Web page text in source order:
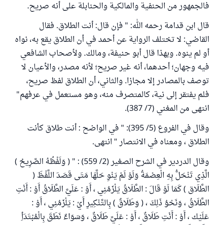
فالجمهور من الحنفية والمالكية والحنابلة على أنه صريح.
قال ابن قدامة رحمه الله: " فإن قال: أنت الطلاق. فقال
القاضي: لا تختلف الرواية عن أحمد في أن الطلاق يقع به، نواه
أو لم ينوه. وبهذا قال أبو حنيفة، ومالك. ولأصحاب الشافعي
فيه وجهان؛ أحدهما، أنه غير صريح؛ لأنه مصدر، والأعيان لا
توصف بالمصادر إلا مجازا. والثاني، أن الطلاق لفظ صريح،
فلم يفتقر إلى نية، كالمتصرف منه، وهو مستعمل في عرفهم"
انتهى من المغني (7/ 387).
وقال في الفروع (5/ 395): " في الواضح : أنت طلاق كأنت
الطلاق ، ومعناه في الانتصار " انتهى.
وقال الدردير في الشرح الصغير (2/ 559) : " ( وَلَفْظُهُ الصَّرِيحُ )
الَّذِي تَنْحَلُّ بِهِ الْعِصْمَةُ وَلَوْ لَمْ يَنْوِ حَلَّهَا مَتَى قَصَدَ اللَّفْظَ (
الطَّلَاق ) كَمَا لَوْ قَالَ : الطَّلَاقُ يَلْزَمُنِي ، أَوْ : عَلَيَّ الطَّلَاقُ أَوْ : أَنْتِ
الطَّلَاقُ ، وَنَحْوُ ذَلِكَ ، ( وَطَلَاقٌ ) بِالتَّنْكِيرِ أَيْ : يَلْزَمُنِي ، أَوْ :
عَلَيْك ، أَوْ : أَنْتِ طَلَاقٌ ، أَوْ : عَلَيَّ طَلَاقٌ ، وَسَوَاءٌ نَطَقَ بِالْمُبْتَدَأِ